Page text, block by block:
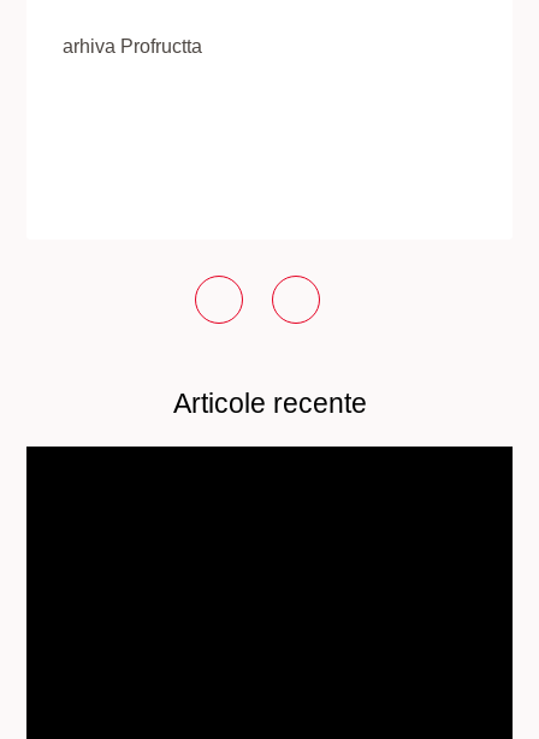
arhiva Profructta
Articole recente